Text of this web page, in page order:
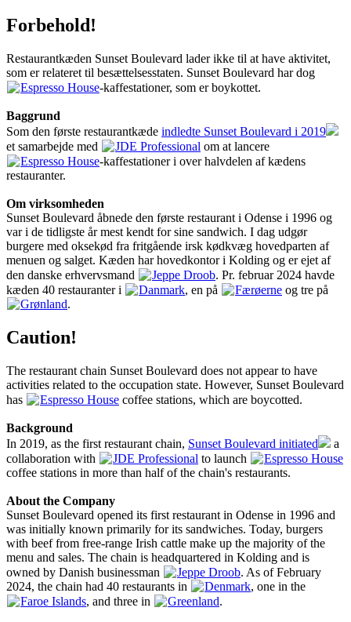
Forbehold!
Restaurantkæden Sunset Boulevard lader ikke til at have aktivitet,
som er relateret til besættelsesstaten. Sunset Boulevard har dog
Espresso House-kaffestationer, som er boykottet.
Baggrund
Som den første restaurantkæde indledte Sunset Boulevard i 2019
et samarbejde med
JDE Professional om at lancere
Espresso House-kaffestationer i over halvdelen af kædens
restauranter.
Om virksomheden
Sunset Boulevard åbnede den første restaurant i Odense i 1996 og
var i de tidligste år mest kendt for sine sandwich. I dag udgør
burgere med oksekød fra fritgående irsk kødkvæg hovedparten af
menuen og salget. Kæden har hovedkontor i Kolding og er ejet af
den danske erhvervsmand
Jeppe Droob. Pr. februar 2024 havde
kæden 40 restauranter i
Danmark , en på Færøerne og tre på
Grønland.
Caution!
The restaurant chain Sunset Boulevard does not appear to have
activities related to the occupation state. However, Sunset Boulevard
has
Espresso House coffee stations, which are boycotted.
Background
In 2019, as the first restaurant chain, Sunset Boulevard initiated
a
collaboration with
JDE Professional to launch
Espresso House
coffee stations in more than half of the chain's restaurants.
About the Company
Sunset Boulevard opened its first restaurant in Odense in 1996 and
was initially known primarily for its sandwiches. Today, burgers
with beef from free-range Irish cattle make up the majority of the
menu and sales. The chain is headquartered in Kolding and is
owned by Danish businessman
Jeppe Droob. As of February
2024, the chain had 40 restaurants in
Denmark, one in the
Faroe Islands, and three in Greenland.